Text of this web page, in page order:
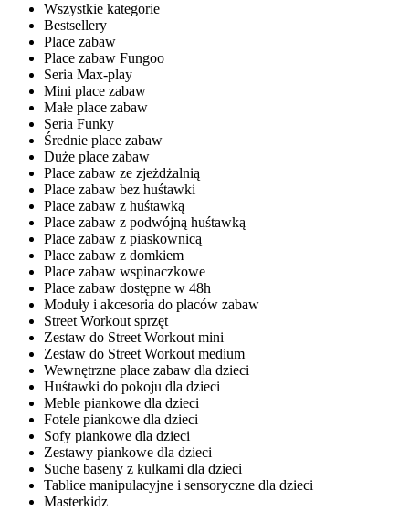
Wszystkie kategorie
Bestsellery
Place zabaw
Place zabaw Fungoo
Seria Max-play
Mini place zabaw
Małe place zabaw
Seria Funky
Średnie place zabaw
Duże place zabaw
Place zabaw ze zjeżdżalnią
Place zabaw bez huśtawki
Place zabaw z huśtawką
Place zabaw z podwójną huśtawką
Place zabaw z piaskownicą
Place zabaw z domkiem
Place zabaw wspinaczkowe
Place zabaw dostępne w 48h
Moduły i akcesoria do placów zabaw
Street Workout sprzęt
Zestaw do Street Workout mini
Zestaw do Street Workout medium
Wewnętrzne place zabaw dla dzieci
Huśtawki do pokoju dla dzieci
Meble piankowe dla dzieci
Fotele piankowe dla dzieci
Sofy piankowe dla dzieci
Zestawy piankowe dla dzieci
Suche baseny z kulkami dla dzieci
Tablice manipulacyjne i sensoryczne dla dzieci
Masterkidz